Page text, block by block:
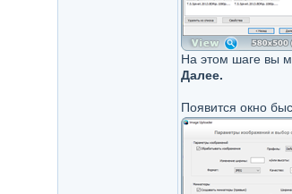
На этом шаге вы
Далее.
Появится окно